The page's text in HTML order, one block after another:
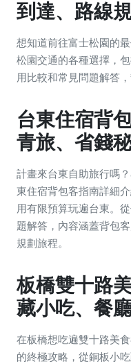
到達、路線
想知道前往富士松園的
松園交通的各種選擇，
用比較和常見問題解答
台東住宿背
青旅、省錢
計畫來台東自助旅行嗎
東住宿背包客指南詳細
用有限預算玩遍台東。
題解答，內容涵蓋背包
規劃旅程。
板橋雙十路
藏小吃、餐
在板橋想吃遍雙十路美
的終極攻略，從銅板小